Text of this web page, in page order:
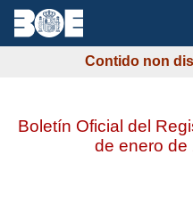
Contido non
Boletín Oficial del
de enero de